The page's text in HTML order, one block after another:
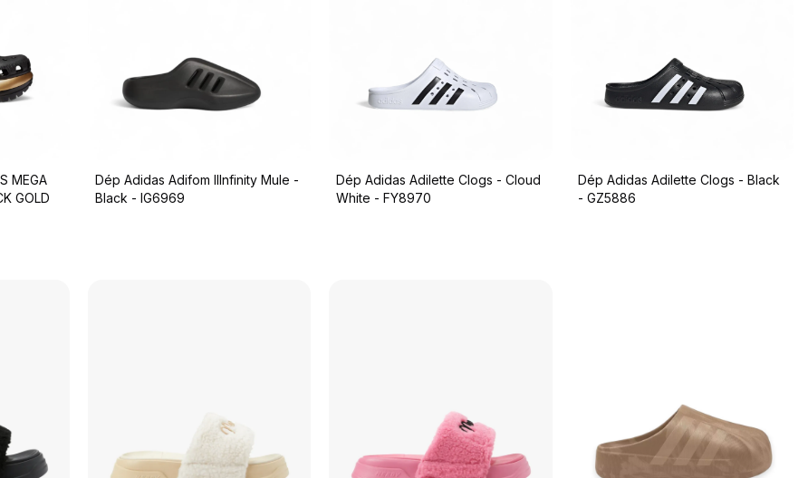
MEGA
GOLD
Dép Adidas Adifom IIInfinity Mule -
Black - IG6969
Dép Adidas Adilette Clogs - Cloud
White - FY8970
Dép Adidas Adilette Clogs - Black
- GZ5886